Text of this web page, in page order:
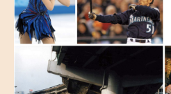
起
き
た
大
動